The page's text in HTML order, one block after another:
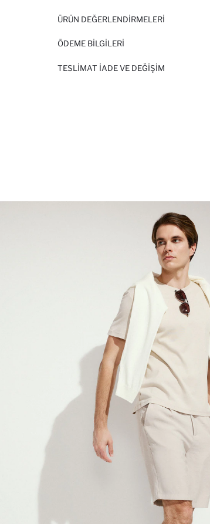
ÜRÜN DEĞERLENDİRMELERİ
ÖDEME BİLGİLERİ
TESLIMAT İADE VE DEĞIŞIM